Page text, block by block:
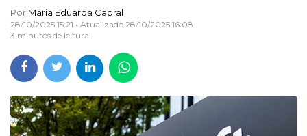
Por Maria Eduarda Cabral
28/10/2025 15:21 • Atualizado 28/10/2025 16:08
3 minutos de leitura